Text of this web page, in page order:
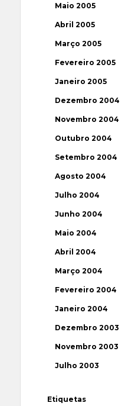
Maio 2005
Abril 2005
Março 2005
Fevereiro 2005
Janeiro 2005
Dezembro 2004
Novembro 2004
Outubro 2004
Setembro 2004
Agosto 2004
Julho 2004
Junho 2004
Maio 2004
Abril 2004
Março 2004
Fevereiro 2004
Janeiro 2004
Dezembro 2003
Novembro 2003
Julho 2003
Etiquetas